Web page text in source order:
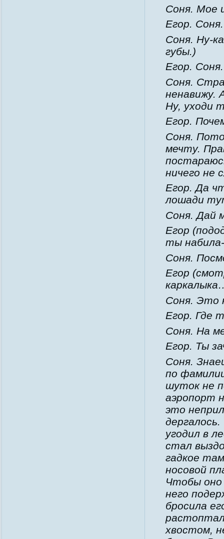
Соня. Мое
Егор. Соня.
Соня. Ну-
губы.)
Егор.
Соня.
ненавижу.
Ну, уходи
Егор.
Соня.
мечту.
ничего не
Егор. Да
лошади
Соня. Дай
Егор
ты
Соня.
Егор
Соня. Это
Егор. Где
Соня. На
Егор. Ты
Соня.
по
шуток не
аэропорт
это
угодил в
стал
гадкое
носовой
Чтобы оно
него
бросила
хвостом,